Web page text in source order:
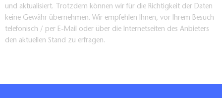
und aktualisiert. Trotzdem können wir für die Richtigkeit der Daten
keine Gewähr übernehmen. Wir empfehlen Ihnen, vor Ihrem Besuch
telefonisch / per E-Mail oder über die Internetseiten des Anbieters
den aktuellen Stand zu erfragen.